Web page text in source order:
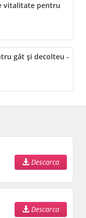
vitalitate pentru
gât și decolteu -
Descarca
Descarca